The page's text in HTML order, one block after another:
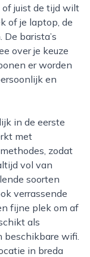
of juist de tijd wilt
of je laptop, de
barista’s
over je keuze
er worden
en
met
zodat
vol van
soorten
verrassende
fijne plek om af
als
beschikbare wifi.
in breda